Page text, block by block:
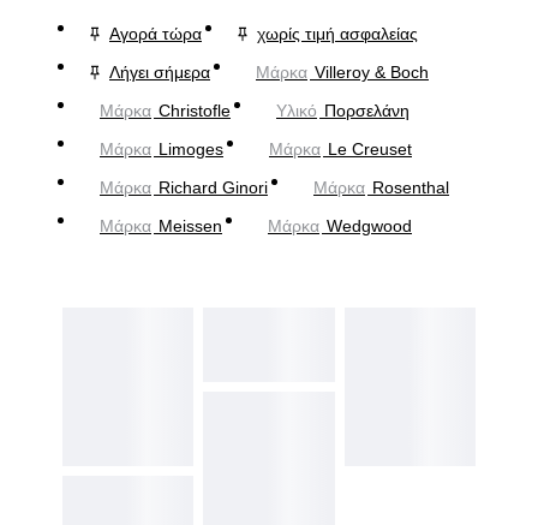
Αγορά τώρα
χωρίς τιμή ασφαλείας
Λήγει σήμερα
Μάρκα Villeroy & Boch
Μάρκα Christofle Υλικό Πορσελάνη
Μάρκα Limoges Μάρκα Le Creuset
Μάρκα Richard Ginori Μάρκα Rosenthal
Μάρκα Meissen Μάρκα Wedgwood